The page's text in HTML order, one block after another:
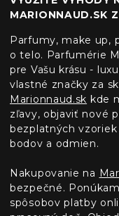
MARIONNAUD.SK
Parfumy, make up,
o telo. Parfumérie
pre Vašu krásu -
vlastné značky za
Marionnaud.sk kde
zľavy, objaviť nové
bezplatných
bodov a odmien.
Nakupovanie na
bezpečné.
spôsobov platby